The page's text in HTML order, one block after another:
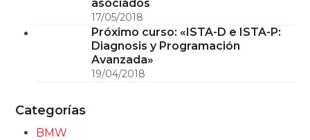
asociados
17/05/2018
Próximo curso: «ISTA-D e ISTA-P:
Diagnosis y Programación
Avanzada»
19/04/2018
Categorías
BMW